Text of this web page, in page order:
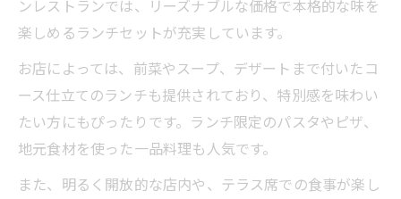
チ
イタリアンランチで広がる家族の笑顔と会
話
ンレストランでは、リーズナブルな価格で本格的な味を
楽しめるランチセットが充実しています。
お店によっては、前菜やスープ、デザートまで付いたコ
ース仕立てのランチも提供されており、特別感を味わい
たい方にもぴったりです。ランチ限定のパスタやピザ、
地元食材を使った一品料理も人気です。
また、明るく開放的な店内や、テラス席での食事が楽し